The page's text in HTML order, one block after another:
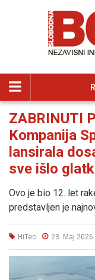
ZABRINUTI
Kompanija
lansirala
sve išlo
Ovo je bio 12. let
predstavljen je
HiTec 23. Maj 2026